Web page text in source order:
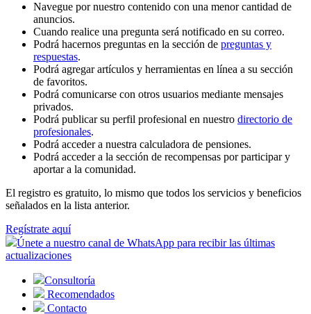
Navegue por nuestro contenido con una menor cantidad de
anuncios.
Cuando realice una pregunta será notificado en su correo.
Podrá hacernos preguntas en la sección de preguntas y
respuestas.
Podrá agregar artículos y herramientas en línea a su sección
de favoritos.
Podrá comunicarse con otros usuarios mediante mensajes
privados.
Podrá publicar su perfil profesional en nuestro directorio de
profesionales.
Podrá acceder a nuestra calculadora de pensiones.
Podrá acceder a la sección de recompensas por participar y
aportar a la comunidad.
El registro es gratuito, lo mismo que todos los servicios y beneficios
señalados en la lista anterior.
Regístrate aquí
Únete a nuestro canal de WhatsApp para recibir las últimas
actualizaciones
Consultoría
Recomendados
Contacto